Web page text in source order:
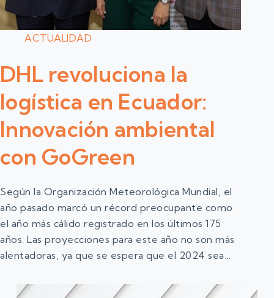
ACTUALIDAD
DHL revoluciona la
logística en Ecuador:
Innovación ambiental
con GoGreen
Según la Organización Meteorológica Mundial, el
año pasado marcó un récord preocupante como
el año más cálido registrado en los últimos 175
años. Las proyecciones para este año no son más
alentadoras, ya que se espera que el 2024 sea…